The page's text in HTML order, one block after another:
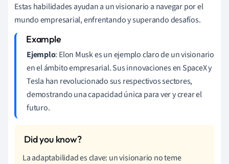
Estas habilidades ayudan a un visionario a navegar por el
mundo empresarial, enfrentando y superando desafíos.
Ejemplo: Elon Musk es un ejemplo claro de un visionario
en el ámbito empresarial. Sus innovaciones en SpaceX y
Tesla han revolucionado sus respectivos sectores,
demostrando una capacidad única para ver y crear el
futuro.
La adaptabilidad es clave: un visionario no teme